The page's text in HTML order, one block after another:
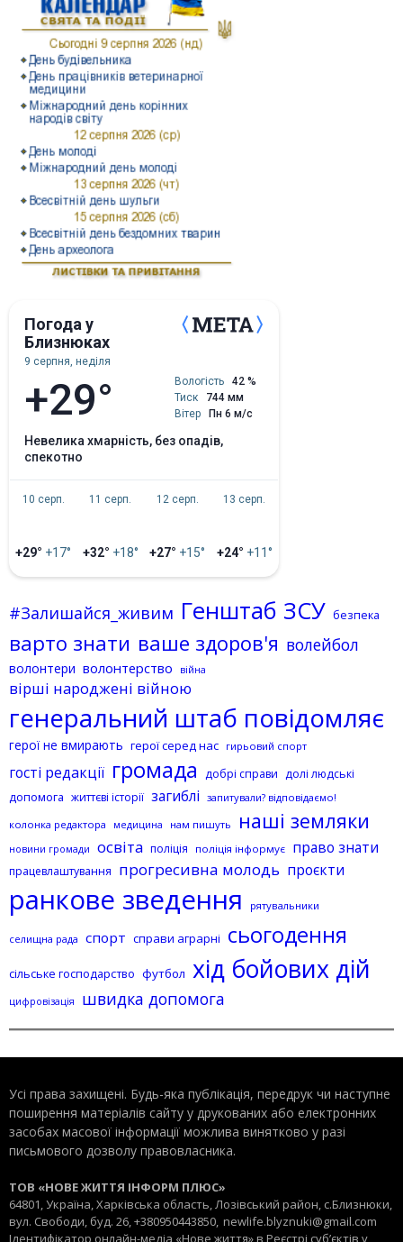
Погода у
Близнюках
9 серпня, неділя
+29° Вологість
42 %
Тиск
744 мм
Вітер
Пн 6 м/с
невелика хмарність, без опадів,
спекотно
10 серп.
+29° +17°
11 серп.
+32° +18°
12 серп.
+27° +15°
13 серп.
+24° +11°
#Залишайся_живим Генштаб ЗСУ безпека
варто знати ваше здоров'я волейбол
волонтери волонтерство війна
вірші народжені війною
генеральний штаб повідомляє
герої не вмирають герої серед нас гирьовий спорт
гості редакції громада добрі справи долі людські
допомога життєві історії загиблі запитували? відповідаємо!
колонка редактора
медицина нам пишуть наші земляки
новини громади освіта поліція поліція інформує право знати
працевлаштування прогресивна молодь проєкти
ранкове зведення рятувальники
селищна рада спорт справи аграрні сьогодення
сільське господарство футбол хід бойових дій
цифровізація швидка допомога
Усі права захищені. Будь-яка публiкацiя, передрук чи наступне
поширення матеріалів сайту у друкованих або електронних
засобах масової інформації можлива винятково у разі
письмового дозволу правовласника.
ТОВ «НОВЕ ЖИТТЯ ІНФОРМ ПЛЮС»
64801, Україна, Харківська область, Лозівський район, с.Близнюки,
вул. Свободи, буд. 26, +380950443850, newlife.blyznuki@gmail.com
Ідентифікатор онлайн-медіа «Нове життя» в Реєстрі суб’єктів у